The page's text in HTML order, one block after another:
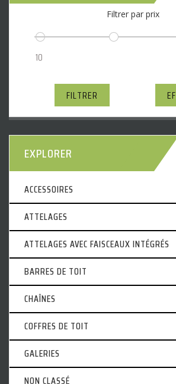
Filtrer par prix
FILTRER
EXPLORER
ACCESSOIRES
ATTELAGES
ATTELAGES AVEC FAISCEAUX INTÉGRÉS
BARRES DE TOIT
CHAÎNES
COFFRES DE TOIT
GALERIES
NON CLASSÉ